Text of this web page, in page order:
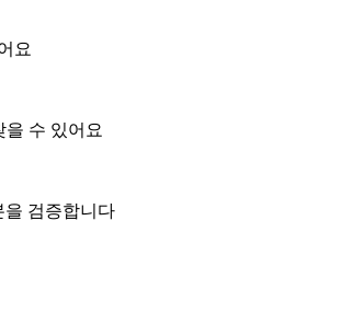
요
을 수 있어요
을 검증합니다